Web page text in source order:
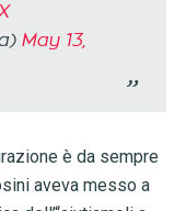
May 13,
è da sempre
aveva messo a